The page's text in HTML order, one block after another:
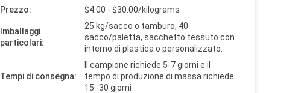
Prezzo: $4.00 - $30.00/kilograms
Imballaggi
particolari:
25 kg/sacco o tamburo, 40
sacco/paletta, sacchetto tessuto con
interno di plastica o personalizzato.
Tempi di consegna:
Il campione richiede 5-7 giorni e il
tempo di produzione di massa richiede
15 -30 giorni